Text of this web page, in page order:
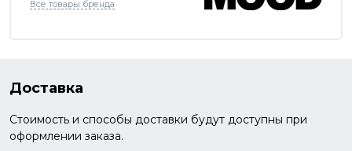
Все товары бренда
Доставка
Стоимость и способы доставки будут доступны при
оформлении заказа.